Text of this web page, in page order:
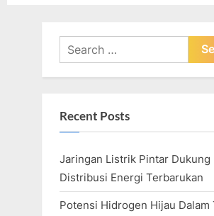
P
t
Search
for:
Recent Posts
Jaringan Listrik Pintar Dukung
Distribusi Energi Terbarukan
Potensi Hidrogen Hijau Dalam